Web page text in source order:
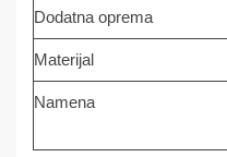
Dodatna oprema
Materijal
Namena